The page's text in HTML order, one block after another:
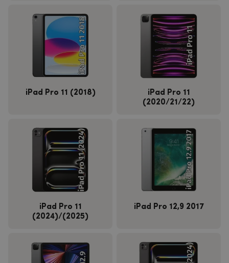
iPad Pro 11 (2018)
iPad Pro 11
(2020/21/22)
iPad Pro 11
(2024)/(2025)
iPad Pro 12,9 2017